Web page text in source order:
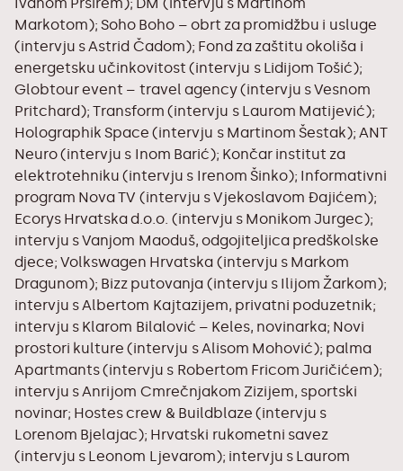
Markotom); Soho Boho – obrt za promidžbu i usluge
(intervju s Astrid Čadom); Fond za zaštitu okoliša i
energetsku učinkovitost (intervju s Lidijom Tošić);
Globtour event – travel agency (intervju s Vesnom
Pritchard); Transform (intervju s Laurom Matijević);
Holographik Space (intervju s Martinom Šestak); ANT
Neuro (intervju s Inom Barić); Končar institut za
elektrotehniku (intervju s Irenom Šinko); Informativni
program Nova TV (intervju s Vjekoslavom Đajićem);
Ecorys Hrvatska d.o.o. (intervju s Monikom Jurgec);
intervju s Vanjom Maoduš, odgojiteljica predškolske
djece; Volkswagen Hrvatska (intervju s Markom
Dragunom); Bizz putovanja (intervju s Ilijom Žarkom);
intervju s Albertom Kajtazijem, privatni poduzetnik;
intervju s Klarom Bilalović – Keles, novinarka; Novi
prostori kulture (intervju s Alisom Mohović); palma
Apartmants (intervju s Robertom Fricom Juričićem);
intervju s Anrijom Cmrečnjakom Zizijem, sportski
novinar; Hostes crew & Buildblaze (intervju s
Lorenom Bjelajac); Hrvatski rukometni savez
(intervju s Leonom Ljevarom); intervju s Laurom